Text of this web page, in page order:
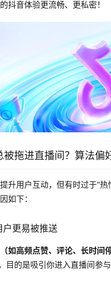
抖音体验更流畅、更私密！
拖进直播间？算法偏
升用户互动，但有时过于“
如下：
户更易被推送
如高频点赞、评论、长时间停
目的是吸引你进入直播间参与